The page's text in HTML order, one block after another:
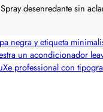
Spray desenredante sin